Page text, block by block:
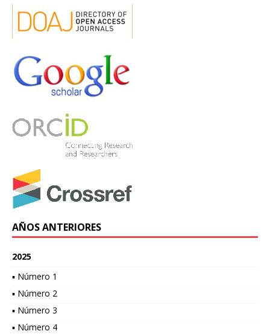
AÑOS ANTERIORES
2025
▪ Número 1
▪ Número 2
▪ Número 3
▪ Número 4